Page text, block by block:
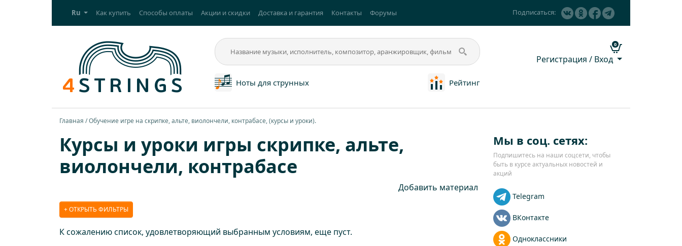
Ru Как купить Способы оплаты Акции и скидки Доставка и гарантия Контакты Форумы Подписаться:
Ноты для струнных Рейтинг
0
Регистрация / Вход
Главная Обучение игре на скрипке, альте, виолончели, контрабасе, (курсы и уроки).
Курсы и уроки игры скрипке, альте,
виолончели, контрабасе
Добавить материал
ОТКРЫТЬ ФИЛЬТРЫ
К сожалению список, удовлетворяющий выбранным условиям, еще пуст.
Мы в соц. сетях:
Подпишитесь на наши соцсети, чтобы
быть в курсе актуальных новостей и
акций
Telegram
ВКонтакте
Одноклассники